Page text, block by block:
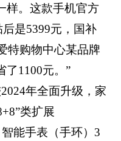
样。这款手机官方
是5399元，国补
特购物中心某品牌
了1100元。”
年全面升级，家
类扩展
能手表（手环）3